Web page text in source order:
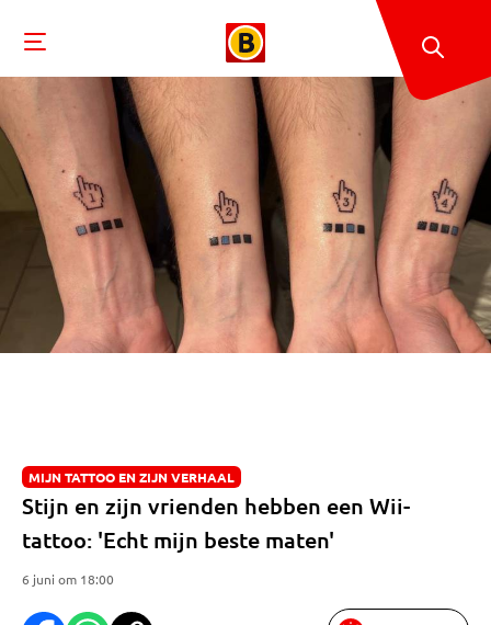
MIJN TATTOO EN ZIJN VERHAAL
Stijn en zijn vrienden hebben een Wii-
tattoo: 'Echt mijn beste maten'
6 juni om 18:00